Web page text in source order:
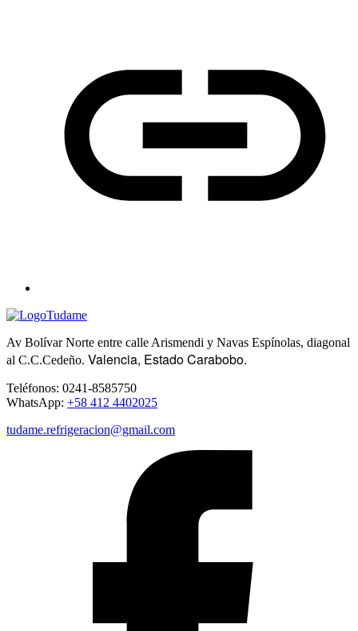
Av Bolívar Norte entre calle Arismendi y Navas Espínolas, diagonal
al C.C.Cedeño. Valencia, Estado Carabobo.
Teléfonos: 0241-8585750
WhatsApp: +58 412 4402025
tudame.refrigeracion@gmail.com